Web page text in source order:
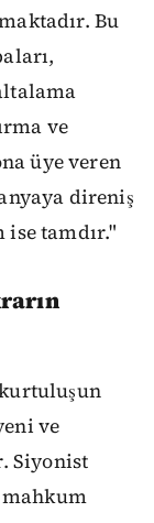
Bu
ve
üye veren
direniş
ise tamdır."
ve
Siyonist
mahkum